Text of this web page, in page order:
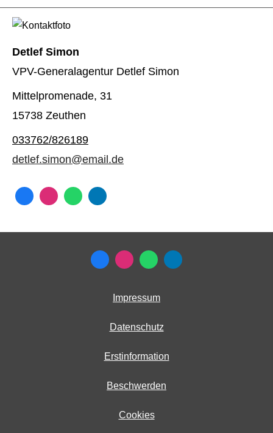
Detlef Simon
VPV-Generalagentur Detlef Simon
Mittelpromenade, 31
15738 Zeuthen
033762/826189
detlef.simon@email.de
Impressum
Datenschutz
Erstinformation
Beschwerden
Cookies